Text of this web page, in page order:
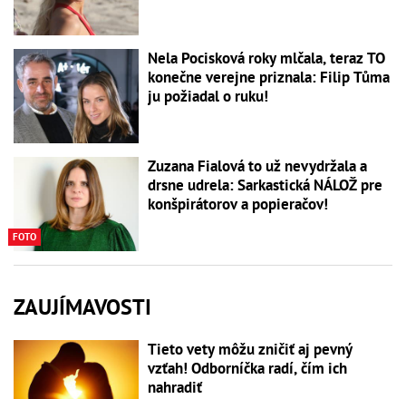
Nela Pocisková roky mlčala, teraz TO
konečne verejne priznala: Filip Tůma
ju požiadal o ruku!
FOTO
Zuzana Fialová to už nevydržala a
drsne udrela: Sarkastická NÁLOŽ pre
konšpirátorov a popieračov!
ZAUJÍMAVOSTI
Tieto vety môžu zničiť aj pevný
vzťah! Odborníčka radí, čím ich
nahradiť